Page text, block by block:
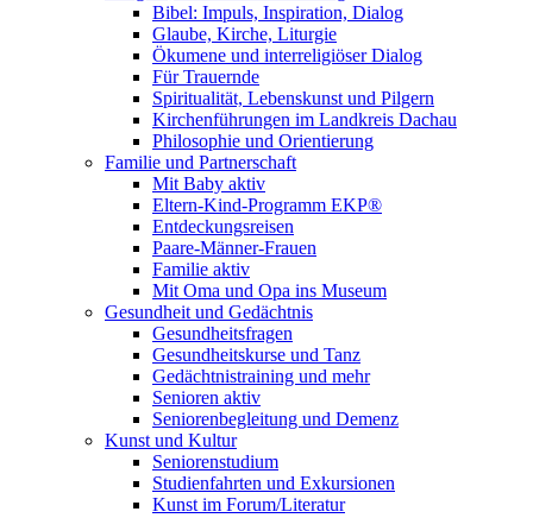
Bibel: Impuls, Inspiration, Dialog
Glaube, Kirche, Liturgie
Ökumene und interreligiöser Dialog
Für Trauernde
Spiritualität, Lebenskunst und Pilgern
Kirchenführungen im Landkreis Dachau
Philosophie und Orientierung
Familie und Partnerschaft
Mit Baby aktiv
Eltern-Kind-Programm EKP®
Entdeckungsreisen
Paare-Männer-Frauen
Familie aktiv
Mit Oma und Opa ins Museum
Gesundheit und Gedächtnis
Gesundheitsfragen
Gesundheitskurse und Tanz
Gedächtnistraining und mehr
Senioren aktiv
Seniorenbegleitung und Demenz
Kunst und Kultur
Seniorenstudium
Studienfahrten und Exkursionen
Kunst im Forum/Literatur